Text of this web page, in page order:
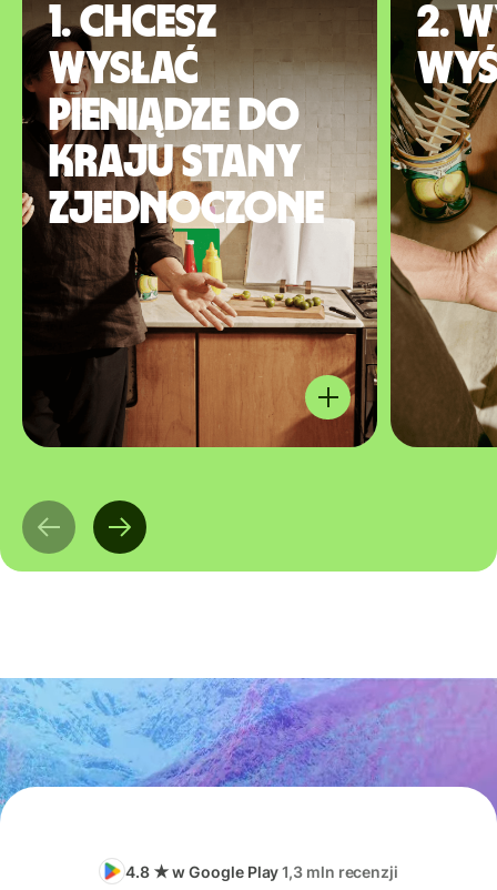
1. Chcesz
wysłać
pieniądze do
kraju Stany
Zjednoczone
2.
4.8 ★ w Google Play1,3 mln recenzji